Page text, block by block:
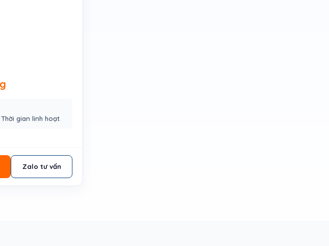
Thời gian linh hoạt
Zalo tư vấn